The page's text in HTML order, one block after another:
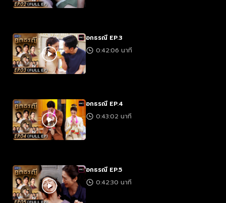
อกธรณี EP.3
0:42:06 นาที
อกธรณี EP.4
0:43:02 นาที
อกธรณี EP.5
0:42:30 นาที